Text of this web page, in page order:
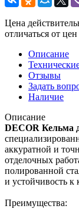
Цена
отличаться от
Описание
Отзывы
Задать
Наличие
Описание
DECOR Кельма
аккуратной и
отделочных
полированной
и устойчивость к
Преимущества: